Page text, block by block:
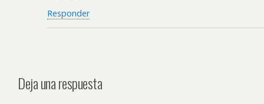
Responder
Deja una respuesta